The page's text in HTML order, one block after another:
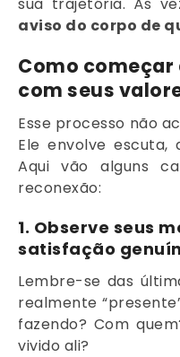
sua trajetória. Às
aviso do corpo de
Como
com seus
Esse processo não
Ele envolve escuta,
Aqui vão alguns
reconexão:
1. Observe seus
satisfação
Lembre-se das
realmente
fazendo? Com
vivido ali?